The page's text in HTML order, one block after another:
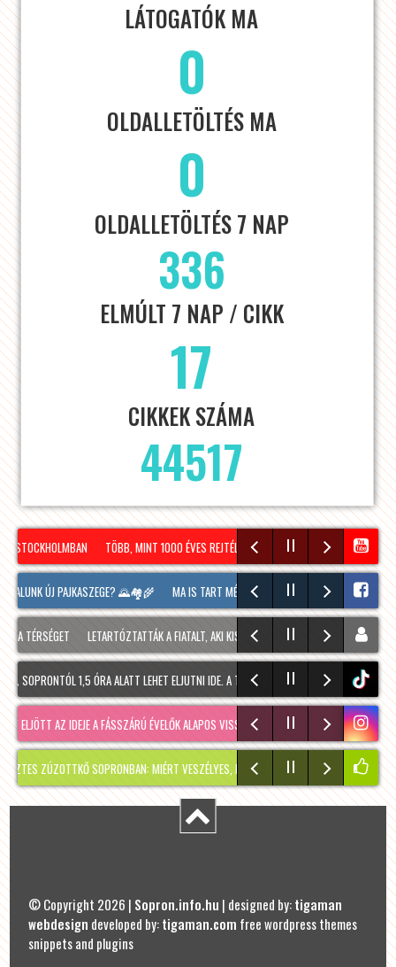
LÁTOGATÓK MA
0
OLDALLETÖLTÉS MA
0
OLDALLETÖLTÉS 7 NAP
336
ELMÚLT 7 NAP / CIKK
17
CIKKEK SZÁMA
44517
TÖBB, MINT 1000 ÉVES REJTÉLY NAGYLÓZS HATÁRÁBAN! HÍRADÓ
ÚJ PAJKASZEGE? 🌄🏘️🌾 MA IS TART MÉG A SOPRONI BORÜNNEP, 20
TÉRSÉGET LETARTÓZTATTÁK A FIATALT, AKI KIS HÍJÁN MEGÖLT EGY 28 ÉVES FÉRFIT
1,5 ÓRA ALATT LEHET ELJUTNI IDE. A TÚRA A PREINER GSCHEID PARKOLÓBÓL
tiktok
AZ IDEJE A FÁSSZÁRÚ ÉVELŐK ALAPOS VISSZAVÁ… RÉGMÚLT KIRAKATA, AMÉLIE
ZÚZOTTKŐ SOPRONBAN: MIÉRT VESZÉLYES, HOGYAN KERÜLHETETT IDE, ÉS MIKOR
© Copyright 2026 | Sopron.info.hu | designed by:tigaman
webdesign developed by:tigaman.com free wordpress themes
snippets and plugins